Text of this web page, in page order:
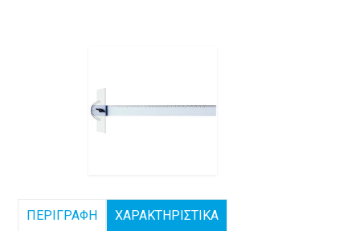
ΠΕΡΙΓΡΑΦΗ ΧΑΡΑΚΤΗΡΙΣΤΙΚΑ